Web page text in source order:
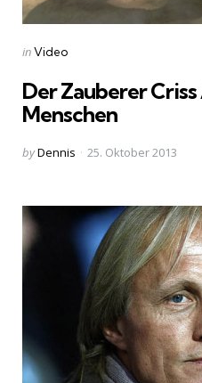
Categories
Posted
inVideo
Der Zauberer
Menschen
Posted
byDennis 25. Oktober 2013